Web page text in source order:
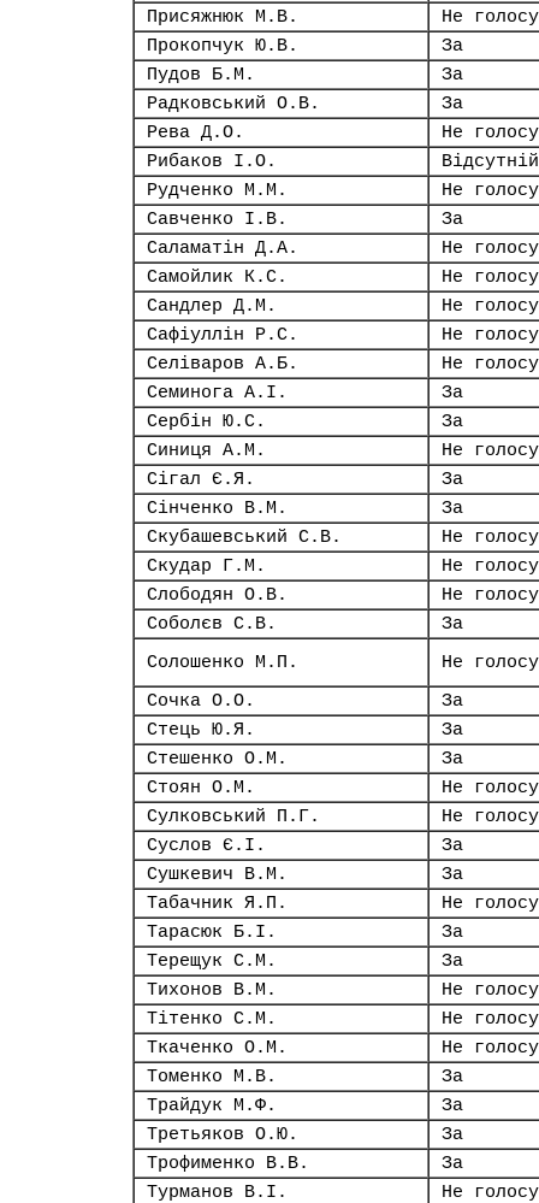
Присяжнюк М.В.
Не
Прокопчук Ю.В.
За
Пудов Б.М.
За
Радковський О.В.
За
Рева Д.О.
Не
Рибаков І.О.
Відсутній
Рудченко М.М.
Не
Савченко І.В.
За
Саламатін Д.А.
Не
Самойлик К.С.
Не
Сандлер Д.М.
Не
Сафіуллін Р.С.
Не
Селіваров А.Б.
Не
Семинога А.І.
За
Сербін Ю.С.
За
Синиця А.М.
Не
Сігал Є.Я.
За
Сінченко В.М.
За
Скубашевський С.В.
Не
Скудар Г.М.
Не
Слободян О.В.
Не
Соболєв С.В.
За
Солошенко М.П.
Не
Сочка О.О.
За
Стець Ю.Я.
За
Стешенко О.М.
За
Стоян О.М.
Не
Сулковський П.Г.
Не
Суслов Є.І.
За
Сушкевич В.М.
За
Табачник Я.П.
Не
Тарасюк Б.І.
За
Терещук С.М.
За
Тихонов В.М.
Не
Тітенко С.М.
Не
Ткаченко О.М.
Не
Томенко М.В.
За
Трайдук М.Ф.
За
Третьяков О.Ю.
За
Трофименко В.В.
За
Турманов В.І.
Не